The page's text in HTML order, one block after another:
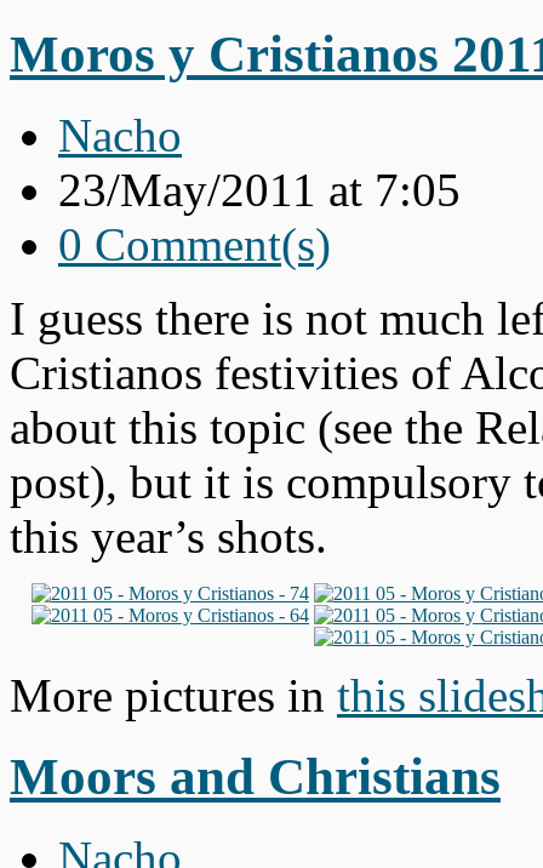
Moros y Cristianos
Nacho
23/May/2011 at 7:05
0 Comment(s)
I guess there is not much
Cristianos festivities of
about this topic (see the
post), but it is compulsory
this year’s shots.
More pictures in this
Moors and Christians
Nacho